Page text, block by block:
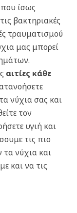
ίσως
βακτηριακές
τραυματισμού
μας μπορεί
αιτίες κάθε
νύχια σας και
τον
υγιή και
τις πιο
νύχια και
και να τις